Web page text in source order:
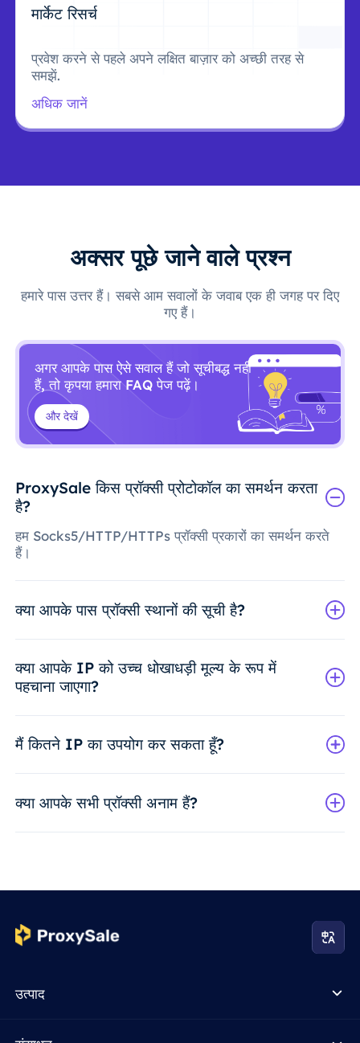
मार्केट रिसर्च
प्रवेश करने से पहले अपने लक्षित बाज़ार को अच्छी तरह से
समझें.
अधिक जानें
अक्सर पूछे जाने वाले प्रश्न
हमारे पास उत्तर हैं। सबसे आम सवालों के जवाब एक ही जगह पर दिए
गए हैं।
अगर आपके पास ऐसे सवाल हैं जो सूचीबद्ध नहीं
हैं, तो कृपया हमारा FAQ पेज पढ़ें।
और देखें
ProxySale किस प्रॉक्सी प्रोटोकॉल का समर्थन करता
है?
हम Socks5/HTTP/HTTPs प्रॉक्सी प्रकारों का समर्थन करते
हैं।
क्या आपके पास प्रॉक्सी स्थानों की सूची है?
क्या आपके IP को उच्च धोखाधड़ी मूल्य के रूप में
पहचाना जाएगा?
मैं कितने IP का उपयोग कर सकता हूँ?
क्या आपके सभी प्रॉक्सी अनाम हैं?
उत्पाद